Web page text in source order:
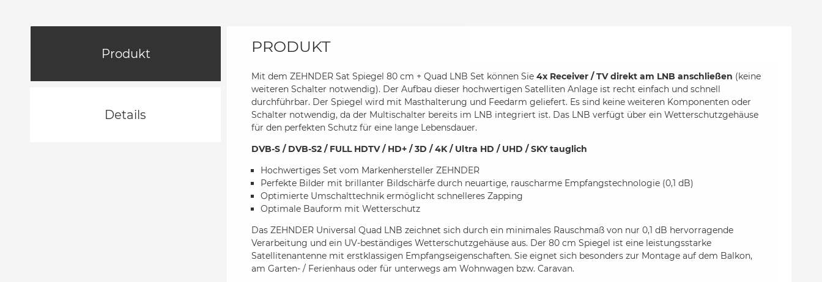
Produkt
Details
PRODUKT
Mit dem ZEHNDER Sat Spiegel 80 cm + Quad LNB Set können Sie 4x Receiver / TV direkt am LNB anschließen (keine
weiteren Schalter notwendig). Der Aufbau dieser hochwertigen Satelliten Anlage ist recht einfach und schnell
durchführbar. Der Spiegel wird mit Masthalterung und Feedarm geliefert. Es sind keine weiteren Komponenten oder
Schalter notwendig, da der Multischalter bereits im LNB integriert ist. Das LNB verfügt über ein Wetterschutzgehäuse
für den perfekten Schutz für eine lange Lebensdauer.
DVB-S / DVB-S2 / FULL HDTV / HD+ / 3D / 4K / Ultra HD / UHD / SKY tauglich
Hochwertiges Set vom Markenhersteller ZEHNDER
Perfekte Bilder mit brillanter Bildschärfe durch neuartige, rauscharme Empfangstechnologie (0,1 dB)
Optimierte Umschalttechnik ermöglicht schnelleres Zapping
Optimale Bauform mit Wetterschutz
Das ZEHNDER Universal Quad LNB zeichnet sich durch ein minimales Rauschmaß von nur 0,1 dB hervorragende
Verarbeitung und ein UV-beständiges Wetterschutzgehäuse aus. Der 80 cm Spiegel ist eine leistungsstarke
Satellitenantenne mit erstklassigen Empfangseigenschaften. Sie eignet sich besonders zur Montage auf dem Balkon,
am Garten- / Ferienhaus oder für unterwegs am Wohnwagen bzw. Caravan.